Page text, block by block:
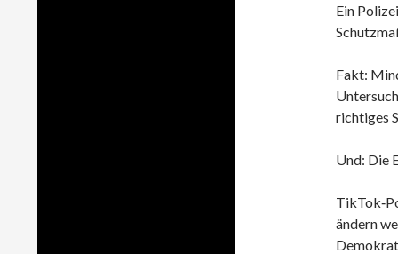
Ein
Fakt:
richtiges
Und: Die
ändern